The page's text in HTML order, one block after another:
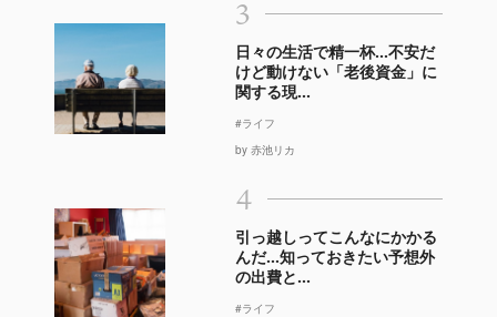
3
日々の生活で精一杯…不安だ
けど動けない「老後資金」に
関する現...
#ライフ
by 赤池リカ
4
引っ越しってこんなにかかる
んだ…知っておきたい予想外
の出費と...
#ライフ